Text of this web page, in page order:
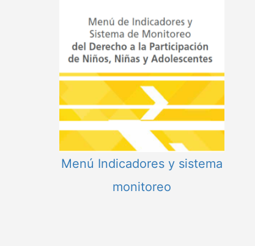
Menú Indicadores y sistema
monitoreo